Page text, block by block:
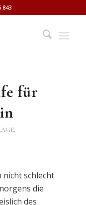
843
für
,
nicht schlecht
die
des